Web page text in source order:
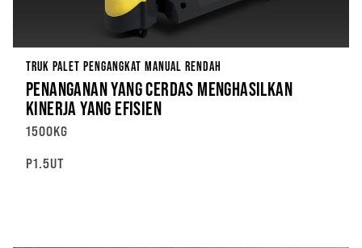
TRUK PALET PENGANGKAT MANUAL RENDAH
PENANGANAN YANG CERDAS MENGHASILKAN
KINERJA YANG EFISIEN
1500KG
P1.5UT